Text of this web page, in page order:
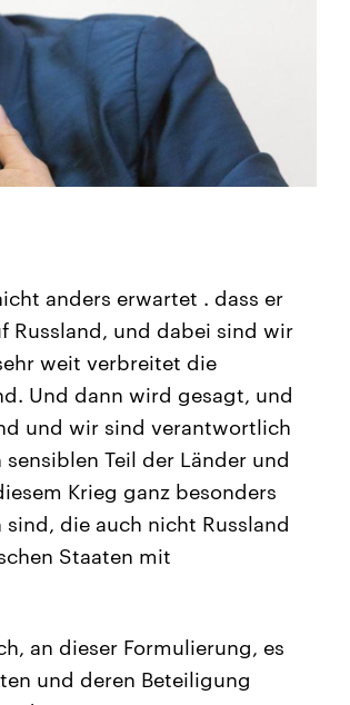
anders erwartet . dass er
Russland, und dabei sind wir
weit verbreitet die
Und dann wird gesagt, und
und wir sind verantwortlich
Teil der Länder und
Krieg ganz besonders
die auch nicht Russland
Staaten mit
an dieser Formulierung, es
und deren Beteiligung